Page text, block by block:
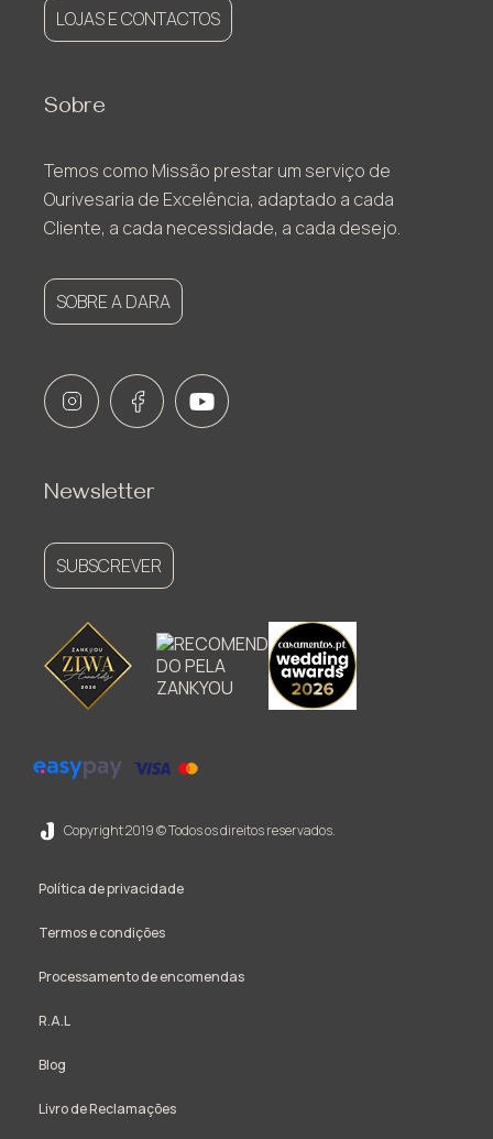
LOJAS E CONTACTOS
Sobre
Temos como Missão prestar um serviço de
Ourivesaria de Excelência, adaptado a cada
Cliente, a cada necessidade, a cada desejo.
SOBRE A DARA
Newsletter
SUBSCREVER
Copyright 2019 © Todos os direitos reservados.
Política de privacidade
Termos e condições
Processamento de encomendas
R.A.L
Blog
Livro de Reclamações